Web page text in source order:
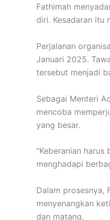
Fathimah
diri. Kesadaran itu
Perjalanan
Januari 2025.
tersebut menjadi
Sebagai Menteri
mencoba
yang besar.
“Keberanian
menghadapi
Dalam prosesnya,
menyenangkan
dan matang.